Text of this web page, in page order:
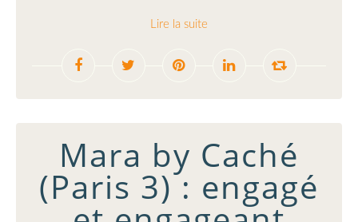
Lire la suite
Mara by Caché
(Paris 3) : engagé